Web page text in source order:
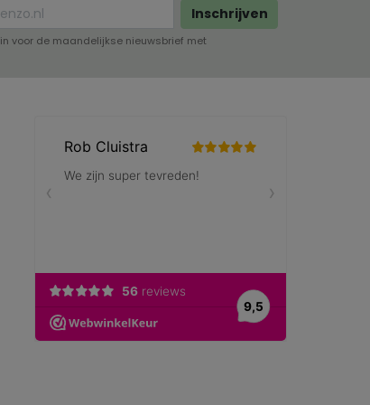
Inschrijven
voor de maandelijkse nieuwsbrief met